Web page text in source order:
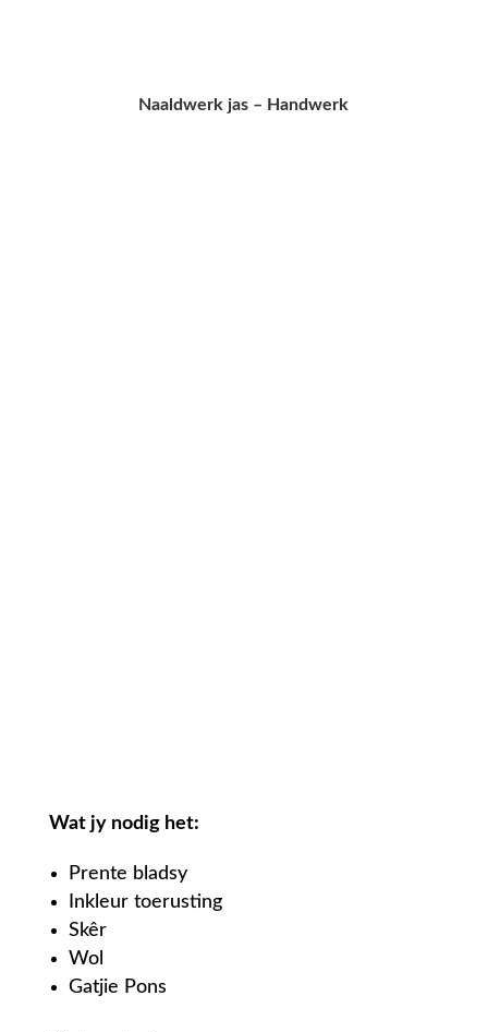
Naaldwerk jas – Handwerk
Wat jy nodig het:
Prente bladsy
Inkleur toerusting
Skêr
Wol
Gatjie Pons